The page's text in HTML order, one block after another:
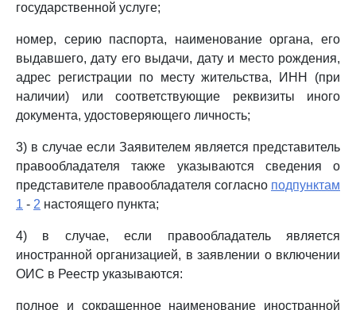
государственной услуге;
номер, серию паспорта, наименование органа, его
выдавшего, дату его выдачи, дату и место рождения,
адрес регистрации по месту жительства, ИНН (при
наличии) или соответствующие реквизиты иного
документа, удостоверяющего личность;
3) в случае если Заявителем является представитель
правообладателя также указываются сведения о
представителе правообладателя согласно подпунктам
1 - 2 настоящего пункта;
4) в случае, если правообладатель является
иностранной организацией, в заявлении о включении
ОИС в Реестр указываются:
полное и сокращенное наименование иностранной